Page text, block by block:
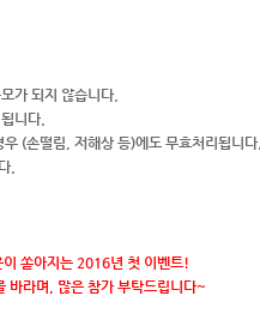
가 되지 않습니다.
니다.
(손떨림, 저해상 등)에도 무효처리됩니다.
.
쏟아지는 2016년 첫 이벤트!
바라며, 많은 참가 부탁드립니다~